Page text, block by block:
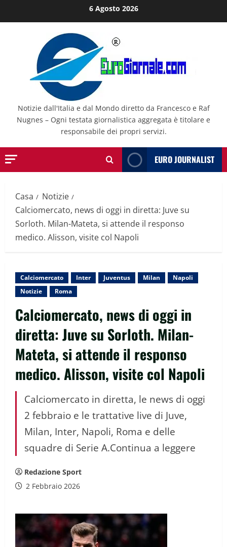
al
6 Agosto 2026
Notizie dall'Italia e dal Mondo diretto da Francesco e Raf
Nugnes – Ogni testata giornalistica aggregata è titolare e
responsabile dei propri servizi.
EURO JOURNALIST
Casa
Notizie
Calciomercato, news di oggi in diretta: Juve su
Sorloth. Milan-Mateta, si attende il responso
medico. Alisson, visite col Napoli
Calciomercato Inter Juventus Milan
Napoli
Notizie
Roma
Calciomercato, news di oggi in
diretta: Juve su Sorloth. Milan-
Mateta, si attende il responso
medico. Alisson, visite col Napoli
Calciomercato in diretta, le news di oggi
2 febbraio e le trattative live di Juve,
Milan, Inter, Napoli, Roma e delle
squadre di Serie A.Continua a leggere
Redazione Sport
2 Febbraio 2026